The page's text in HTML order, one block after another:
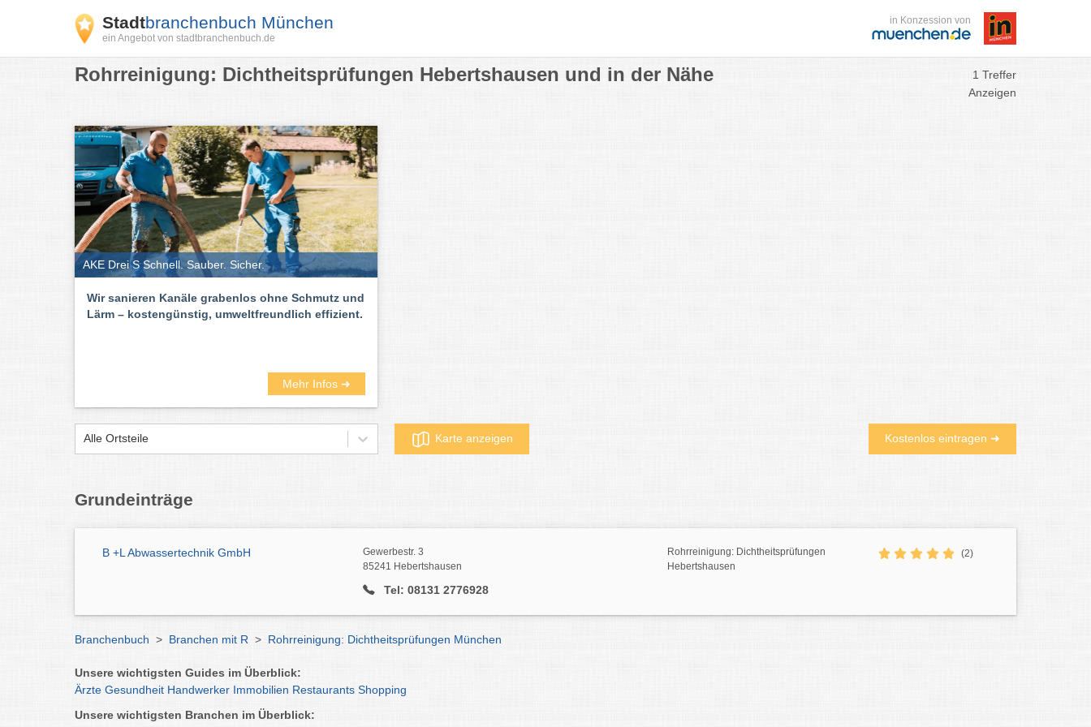
Stadtbranchenbuch München
ein Angebot von stadtbranchenbuch.de
in Konzession von
Rohrreinigung: Dichtheitsprüfungen Hebertshausen und in der Nähe
1 Treffer
Anzeigen
AKE Drei S Schnell. Sauber. Sicher.
Wir sanieren Kanäle grabenlos ohne Schmutz und
Lärm – kostengünstig, umweltfreundlich effizient.
Mehr Infos ➜
Alle Ortsteile Karte anzeigen Kostenlos eintragen ➜
Grundeinträge
B +L Abwassertechnik GmbH
Gewerbestr. 3
85241 Hebertshausen
Tel: 08131 2776928
Rohrreinigung: Dichtheitsprüfungen
Hebertshausen
(2)
Branchenbuch > Branchen mit R > Rohrreinigung: Dichtheitsprüfungen München
Unsere wichtigsten Guides im Überblick:
Ärzte Gesundheit Handwerker Immobilien Restaurants Shopping
Unsere wichtigsten Branchen im Überblick: